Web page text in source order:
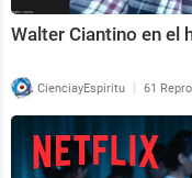
Walter Ciantino en el
CienciayEspiritu | 61